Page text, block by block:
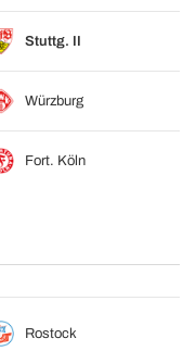
Stuttg. II
Würzburg
Fort. Köln
Rostock